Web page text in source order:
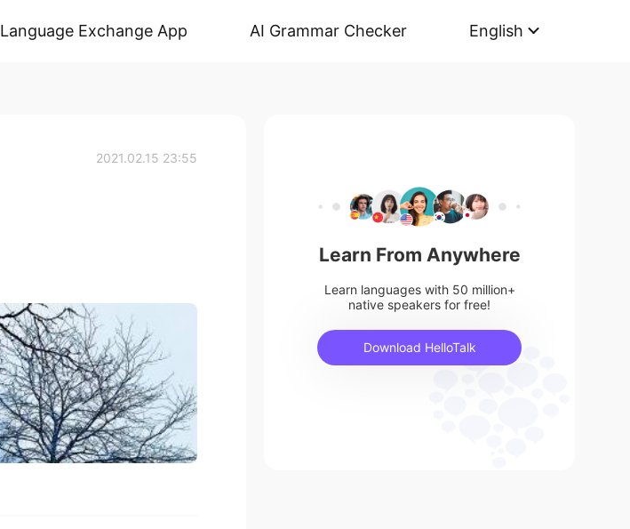
Language Exchange App AI Grammar Checker English
2021.02.15 23:55
Learn From Anywhere
Learn languages with 50 million+
native speakers for free!
Download HelloTalk